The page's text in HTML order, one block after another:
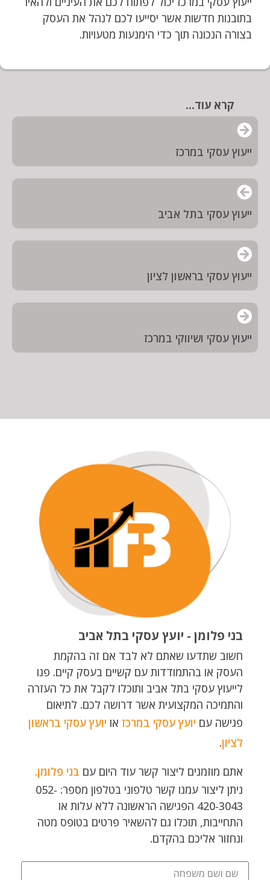
קרא עוד...
ייעוץ עסקי במרכז
ייעוץ עסקי בתל אביב
ייעוץ עסקי בראשון לציון
ייעוץ עסקי ושיווקי במרכז
בתובנות חדשות אשר יסייעו לכם לנהל את העסק
בצורה הנכונה תוך כדי הימנעות מטעויות.
בני פלומן - יועץ עסקי בתל אביב
חשוב שתדעו שאתם לא לבד אם זה בהקמת
העסק או בהתמודדות עם קשיים בעסק קיים. פנו
לייעוץ עסקי בתל אביב ותוכלו לקבל את כל העזרה
והתמיכה המקצועית אשר דרושה לכם. לתיאום
פגישה עם יועץ עסקי במרכז או יועץ עסקי בראשון
לציון.
אתם מוזמנים ליצור קשר עוד היום עם בני פלומן.
ניתן ליצור עמנו קשר טלפוני בטלפון מספר: 052-
420-3043 הפגישה הראשונה ללא עלות או
התחייבות, תוכלו גם להשאיר פרטים בטופס מטה
ונחזור אליכם בהקדם.